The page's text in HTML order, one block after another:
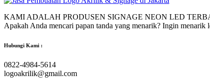
KAMI ADALAH PRODUSEN SIGNAGE NEON LED
Apakah Anda mencari papan tanda yang menarik? Ingin
Hubungi Kami :
0822-4984-5614
logoakrilik@gmail.com